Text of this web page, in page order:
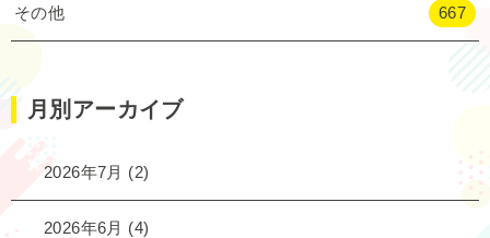
その他 667
月別アーカイブ
2026年7月 (2)
2026年6月 (4)